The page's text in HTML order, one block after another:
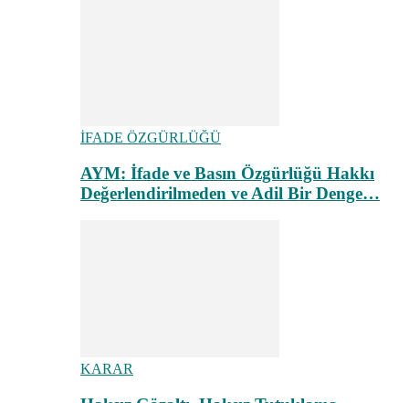
İFADE ÖZGÜRLÜĞÜ
AYM: İfade ve Basın Özgürlüğü Hakkı
Değerlendirilmeden ve Adil Bir Denge…
KARAR